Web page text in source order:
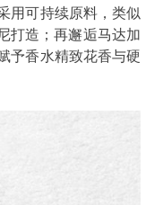
用可持续原料，类似
打造；再邂逅马达加
予香水精致花香与硬